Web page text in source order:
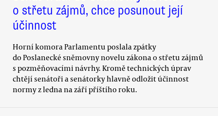
o střetu zájmů, chce posunout její
účinnost
Horní komora Parlamentu poslala zpátky
do Poslanecké sněmovny novelu zákona o střetu zájmů
s pozměňovacími návrhy. Kromě technických úprav
chtějí senátoři a senátorky hlavně odložit účinnost
normy z ledna na září příštího roku.